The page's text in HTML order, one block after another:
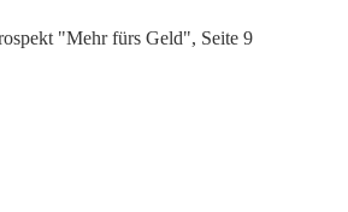
"Mehr fürs Geld", Seite 9